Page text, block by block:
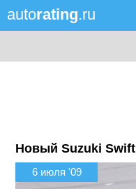
autorating.ru
Новый Suzuki Swift
6 июля '09